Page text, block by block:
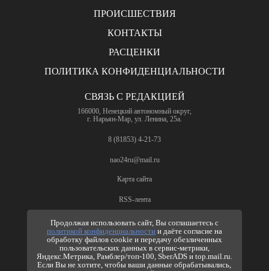
Продолжая использовать сайт, Вы соглашаетесь с
политикой конфиденциальностии даёте согласие на
обработку файлов cookie и передачу обезличенных
пользовательских данных в сервис-метрики,
Яндекс.Метрика, Рамблер/топ-100, SberADS и top.mail.ru.
Если Вы не хотите, чтобы ваши данные обрабатывались,
ПРОИСШЕСТВИЯ
КОНТАКТЫ
РАСЦЕНКИ
ПОЛИТИКА КОНФИДЕНЦИАЛЬНОСТИ
СВЯЗЬ С РЕДАКЦИЕЙ
166000, Ненецкий автономный округ,
г. Нарьян-Мар, ул. Ленина, 25а.
8 (81853) 4-21-73
nao24ru@mail.ru
Карта сайта
RSS-лента
ПО ВОПРОСАМ РЕКЛАМЫ
8 (81853) 4-63-61
nao24ru@mail.ru
info@nao24.ru